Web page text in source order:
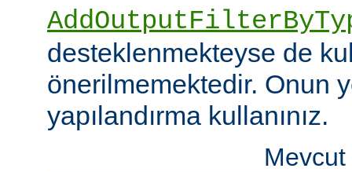
desteklenmekteyse de
önerilmemektedir. Onun
yapılandırma kullanınız.